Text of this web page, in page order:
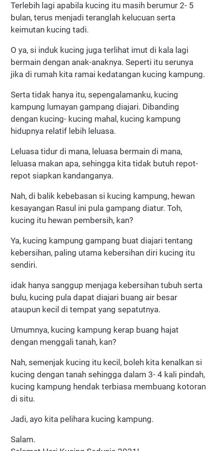
Terlebih lagi apabila kucing itu masih berumur 2- 5
bulan, terus menjadi teranglah kelucuan serta
keimutan kucing tadi.
O ya, si induk kucing juga terlihat imut di kala lagi
bermain dengan anak-anaknya. Seperti itu serunya
jika di rumah kita ramai kedatangan kucing kampung.
Serta tidak hanya itu, sepengalamanku, kucing
kampung lumayan gampang diajari. Dibanding
dengan kucing- kucing mahal, kucing kampung
hidupnya relatif lebih leluasa.
Leluasa tidur di mana, leluasa bermain di mana,
leluasa makan apa, sehingga kita tidak butuh repot-
repot siapkan kandanganya.
Nah, di balik kebebasan si kucing kampung, hewan
kesayangan Rasul ini pula gampang diatur. Toh,
kucing itu hewan pembersih, kan?
Ya, kucing kampung gampang buat diajari tentang
kebersihan, paling utama kebersihan diri kucing itu
sendiri.
idak hanya sanggup menjaga kebersihan tubuh serta
bulu, kucing pula dapat diajari buang air besar
ataupun kecil di tempat yang sepatutnya.
Umumnya, kucing kampung kerap buang hajat
dengan menggali tanah, kan?
Nah, semenjak kucing itu kecil, boleh kita kenalkan si
kucing dengan tanah sehingga dalam 3- 4 kali pindah,
kucing kampung hendak terbiasa membuang kotoran
di situ.
Jadi, ayo kita pelihara kucing kampung.
Salam.